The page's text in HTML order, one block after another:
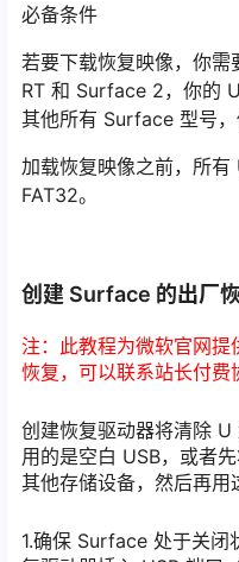
必备条件
若要下载恢复映像，你
RT 和 Surface 2，你的
其他所有 Surface 型号，
加载恢复映像之前，所
FAT32。
创建 Surface 的出厂
注：此教程为微软官网
恢复，可以联系站长付
创建恢复驱动器将清除
用的是空白 USB，或者
其他存储设备，然后再用
1.确保 Surface 处于关闭